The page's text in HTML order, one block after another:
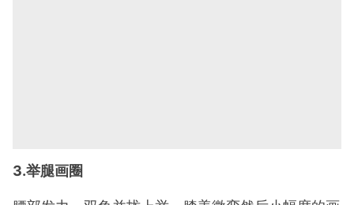
3.举腿画圈